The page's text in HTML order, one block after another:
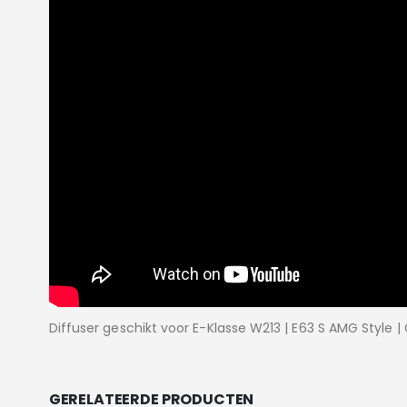
Diffuser geschikt voor E-Klasse W213 | E63 S AMG Style
GERELATEERDE PRODUCTEN